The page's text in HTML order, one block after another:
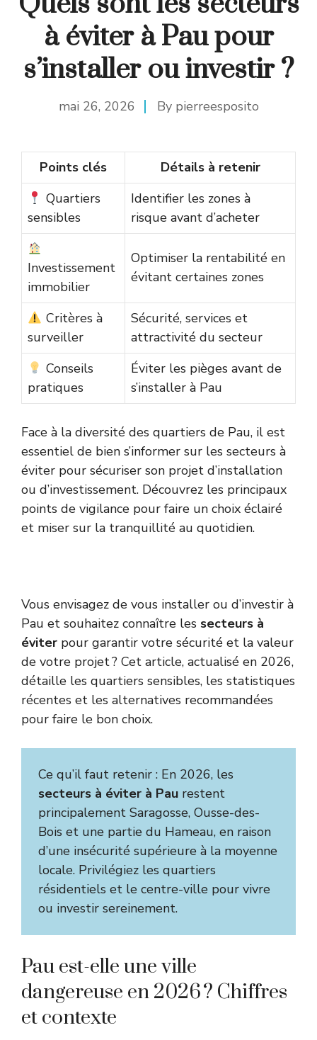
à éviter à Pau pour
s’installer ou investir ?
mai 26, 2026 By pierreesposito
Points clés
Détails à retenir
Quartiers
sensibles
Identifier les zones à
risque avant d’acheter
Investissement
immobilier
Optimiser la rentabilité en
évitant certaines zones
Critères à
surveiller
Sécurité, services et
attractivité du secteur
Conseils
pratiques
Éviter les pièges avant de
s’installer à Pau
Face à la diversité des quartiers de Pau, il est
essentiel de bien s’informer sur les secteurs à
éviter pour sécuriser son projet d’installation
ou d’investissement. Découvrez les principaux
points de vigilance pour faire un choix éclairé
et miser sur la tranquillité au quotidien.
Vous envisagez de vous installer ou d’investir à
Pau et souhaitez connaître les secteurs à
éviter pour garantir votre sécurité et la valeur
de votre projet ? Cet article, actualisé en 2026,
détaille les quartiers sensibles, les statistiques
récentes et les alternatives recommandées
pour faire le bon choix.
Ce qu’il faut retenir : En 2026, les
secteurs à éviter à Pau restent
principalement Saragosse, Ousse-des-
Bois et une partie du Hameau, en raison
d’une insécurité supérieure à la moyenne
locale. Privilégiez les quartiers
résidentiels et le centre-ville pour vivre
ou investir sereinement.
Pau est-elle une ville
dangereuse en 2026 ? Chiffres
et contexte